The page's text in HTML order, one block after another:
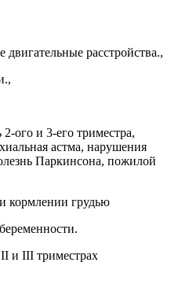
расстройства.,
ого и 3-его триместра,
астма, нарушения
Паркинсона, пожилой
кормлении грудью
и III триместрах